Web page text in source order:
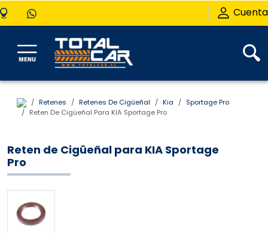
Cuenta
Retenes Retenes De Cigüeñal Kia
Sportage Pro
Reten De Cigüeñal Para KIA Sportage Pro
Reten de Cigüeñal para KIA Sportage
Pro